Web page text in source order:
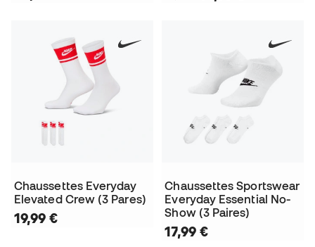
Chaussettes Everyday
Elevated Crew (3 Pares)
19,99 €
Chaussettes Sportswear
Everyday Essential No-
Show (3 Paires)
17,99 €